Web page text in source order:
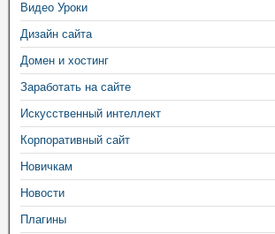
Видео Уроки
Дизайн сайта
Домен и хостинг
Заработать на сайте
Искусственный интеллект
Корпоративный сайт
Новичкам
Новости
Плагины